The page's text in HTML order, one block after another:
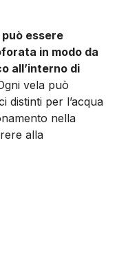
essere
in modo da
all’interno di
vela può
distinti per l’acqua
nella
alla